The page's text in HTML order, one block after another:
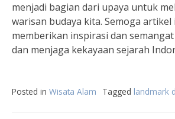
menjadi bagian dari upaya untuk
warisan budaya kita. Semoga artikel
memberikan inspirasi dan
dan menjaga kekayaan sejarah
Posted in Wisata Alam Tagged landmark